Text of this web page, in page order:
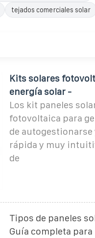
tejados comerciales solar
Kits solares
energía solar -
Los kit paneles
fotovoltaica para
de autogestionarse
rápida y muy
de
Tipos de paneles
Guía completa para